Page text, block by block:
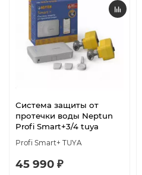
Система защиты от
протечки воды Neptun
Profi Smart+3/4 tuya
Profi Smart+ TUYA
45 990 ₽